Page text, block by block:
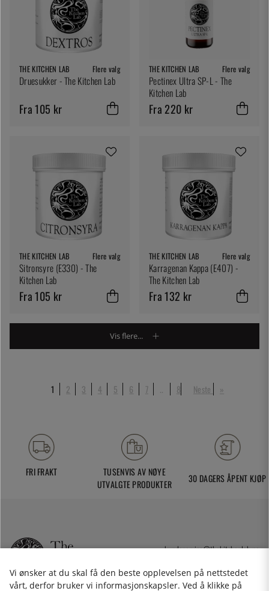
THE KITCHEN LAB Flere valg
Druesukker - The Kitchen Lab
Fra 105 kr
THE KITCHEN LAB Flere valg
Pectinex Ultra SP-L - The
Kitchen Lab
Fra 220 kr
THE KITCHEN LAB Flere valg
Sitronsyre (E330) - The
Kitchen Lab
Fra 105 kr
THE KITCHEN LAB Flere valg
Karragenan Kappa (E407) -
The Kitchen Lab
Fra 132 kr
Vis flere...
1 2 3 4 5 6 7 8 Neste »
FRI FRAKT
TUSENVIS AV NØYE
UTVALGTE PRODUKTER
30 DAGERS ÅPENT KJØP
kundeservice@thekitchenlab.no
Vi ønsker at du skal få den beste opplevelsen på nettstedet
vårt, derfor bruker vi informasjonskapsler. Ved å klikke på